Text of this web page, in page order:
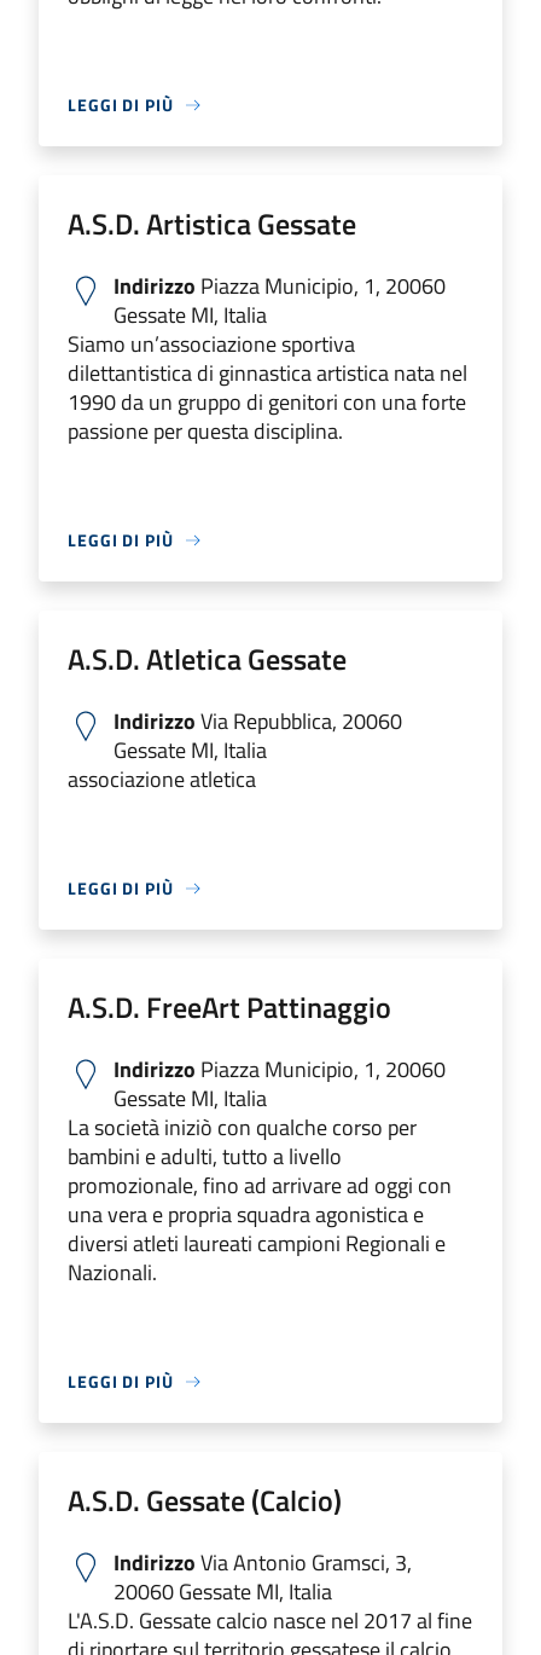
LEGGI DI PIÙ
A.S.D. Artistica Gessate
Indirizzo Piazza Municipio, 1, 20060
Gessate MI, Italia
Siamo un’associazione sportiva
dilettantistica di ginnastica artistica nata nel
1990 da un gruppo di genitori con una forte
passione per questa disciplina.
LEGGI DI PIÙ
A.S.D. Atletica Gessate
IndirizzoVia Repubblica, 20060
Gessate MI, Italia
associazione atletica
LEGGI DI PIÙ
A.S.D. FreeArt Pattinaggio
Indirizzo Piazza Municipio, 1, 20060
Gessate MI, Italia
La società iniziò con qualche corso per
bambini e adulti, tutto a livello
promozionale, fino ad arrivare ad oggi con
una vera e propria squadra agonistica e
diversi atleti laureati campioni Regionali e
Nazionali.
LEGGI DI PIÙ
A.S.D. Gessate (Calcio)
IndirizzoVia Antonio Gramsci, 3,
20060 Gessate MI, Italia
L'A.S.D. Gessate calcio nasce nel 2017 al fine